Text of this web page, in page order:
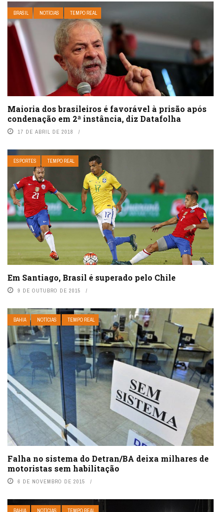
BRASIL NOTÍCIAS TEMPO REAL
Maioria dos brasileiros é favorável à prisão após
condenação em 2ª instância, diz Datafolha
17 DE ABRIL DE 2018
ESPORTES TEMPO REAL
Em Santiago, Brasil é superado pelo Chile
9 DE OUTUBRO DE 2015
BAHIA NOTÍCIAS TEMPO REAL
Falha no sistema do Detran/BA deixa milhares de
motoristas sem habilitação
6 DE NOVEMBRO DE 2015